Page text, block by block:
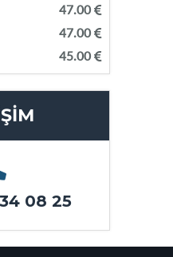
47.00
47.00
45.00
08 25